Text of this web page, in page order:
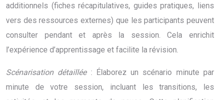
additionnels (fiches récapitulatives, guides pratiques, liens
vers des ressources externes) que les participants peuvent
consulter pendant et après la session. Cela enrichit
l’expérience d’apprentissage et facilite la révision.
Scénarisation détaillée : Élaborez un scénario minute par
minute de votre session, incluant les transitions, les